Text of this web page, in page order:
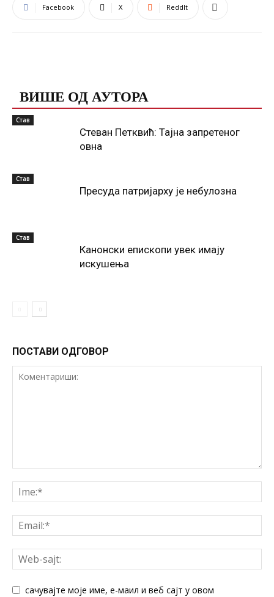
Facebook X ReddIt
ВИШЕ ОД АУТОРА
Став
Стеван Петквић: Тајна запретеног
овна
Став
Пресуда патријарху је небулозна
Став
Канонски епископи увек имају
искушења
ПОСТАВИ ОДГОВОР
сачувајте моје име, е-маил и веб сајт у овом